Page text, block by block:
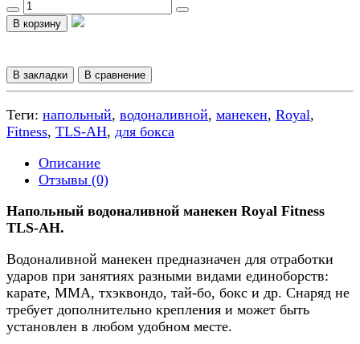
В корзину
В закладки В сравнение
Теги: напольный, водоналивной, манекен, Royal,
Fitness, TLS-АH, для бокса
Описание
Отзывы (0)
Напольный водоналивной манекен Royal Fitness
TLS-АH.
Водоналивной манекен предназначен для отработки
ударов при занятиях разными видами единоборств:
карате, МMА, тхэквондо, тай-бо, бокс и др. Снаряд не
требует дополнительно крепления и может быть
установлен в любом удобном месте.